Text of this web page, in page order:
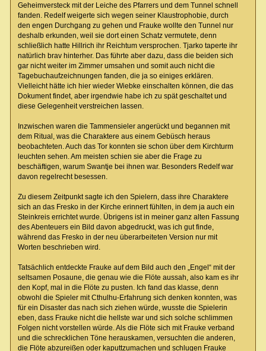
Geheimversteck mit der Leiche des Pfarrers und dem Tunnel schnell
fanden. Redelf weigerte sich wegen seiner Klaustrophobie, durch
den engen Durchgang zu gehen und Frauke wollte den Tunnel nur
deshalb erkunden, weil sie dort einen Schatz vermutete, denn
schließlich hatte Hillrich ihr Reichtum versprochen. Tjarko taperte ihr
natürlich brav hinterher. Das führte aber dazu, dass die beiden sich
gar nicht weiter im Zimmer umsahen und somit auch nicht die
Tagebuchaufzeichnungen fanden, die ja so einiges erklären.
Vielleicht hätte ich hier wieder Wiebke einschalten können, die das
Dokument findet, aber irgendwie habe ich zu spät geschaltet und
diese Gelegenheit verstreichen lassen.
Inzwischen waren die Tammensieler angerückt und begannen mit
dem Ritual, was die Charaktere aus einem Gebüsch heraus
beobachteten. Auch das Tor konnten sie schon über dem Kirchturm
leuchten sehen. Am meisten schien sie aber die Frage zu
beschäftigen, warum Swantje bei ihnen war. Besonders Redelf war
davon regelrecht besessen.
Zu diesem Zeitpunkt sagte ich den Spielern, dass ihre Charaktere
sich an das Fresko in der Kirche erinnert fühlten, in dem ja auch ein
Steinkreis errichtet wurde. Übrigens ist in meiner ganz alten Fassung
des Abenteuers ein Bild davon abgedruckt, was ich gut finde,
während das Fresko in der neu überarbeiteten Version nur mit
Worten beschrieben wird.
Tatsächlich entdeckte Frauke auf dem Bild auch den „Engel“ mit der
seltsamen Posaune, die genau wie die Flöte aussah, also kam es ihr
den Kopf, mal in die Flöte zu pusten. Ich fand das klasse, denn
obwohl die Spieler mit Cthulhu-Erfahrung sich denken konnten, was
für ein Disaster das nach sich ziehen würde, wusste die Spielerin
eben, dass Frauke nicht die hellste war und sich solche schlimmen
Folgen nicht vorstellen würde. Als die Flöte sich mit Frauke verband
und die schrecklichen Töne herauskamen, versuchten die anderen,
die Flöte abzureißen oder kaputtzumachen und schlugen Frauke